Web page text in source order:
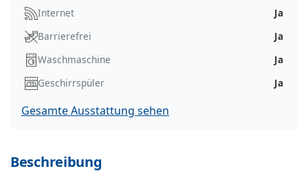
Internet
Ja
Barrierefrei
Ja
Waschmaschine
Ja
Geschirrspüler
Ja
Gesamte Ausstattung sehen
Beschreibung